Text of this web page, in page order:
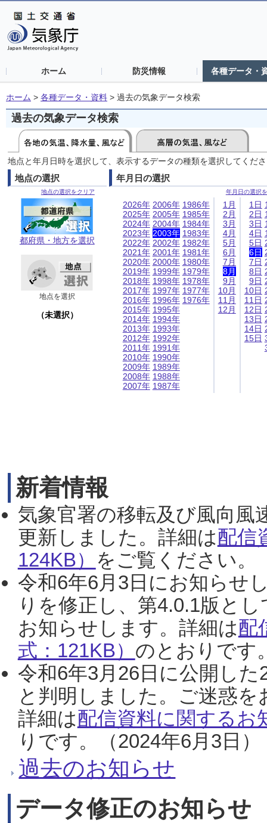
ホーム 防災情報 各種データ・
ホーム > 各種データ・資料 > 過去の気象データ検索
過去の気象データ検索
地点と年月日時を選択して、表示するデータの種類を選択してくだ
地点の選択
地点の選択をクリア
都府県・地方を選択
地点を選択
（未選択）
年月日の選択
年月日の選択
2026年
2025年
2024年
2023年
2022年
2021年
2020年
2019年
2018年
2017年
2016年
2015年
2014年
2013年
2012年
2011年
2010年
2009年
2008年
2007年
2006年
2005年
2004年
2003年
2002年
2001年
2000年
1999年
1998年
1997年
1996年
1995年
1994年
1993年
1992年
1991年
1990年
1989年
1988年
1987年
1986年
1985年
1984年
1983年
1982年
1981年
1980年
1979年
1978年
1977年
1976年
1月
2月
3月
4月
5月
6月
7月
8月
9月
10月
11月
12月
1日
2日
3日
4日
5日
6日
7日
8日
9日
10日
11日
12日
13日
14日
15日
新着情報
気象官署の移転及び風向風
更新しました。詳細は配信
124KB） をご覧ください。
令和6年6月3日にお知らせ
りを修正し、第4.0.1版と
お知らせします。詳細は配
式：121KB） のとおりです
令和6年3月26日に公開し
と判明しました。ご迷惑
詳細は配信資料に関するお
りです。（2024年6月3日）
過去のお知らせ
データ修正のお知らせ